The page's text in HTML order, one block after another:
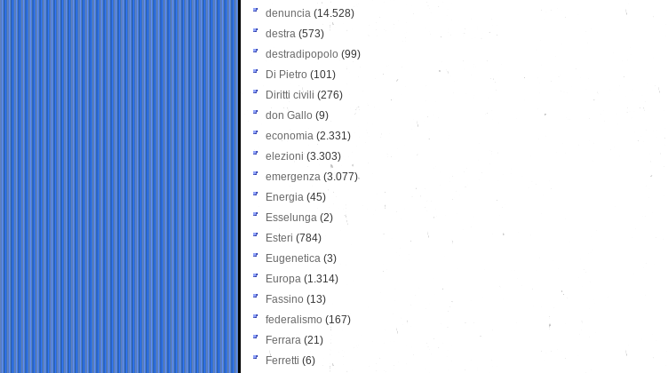
denuncia (14.528)
destra (573)
destradipopolo (99)
Di Pietro (101)
Diritti civili (276)
don Gallo (9)
economia (2.331)
elezioni (3.303)
emergenza (3.077)
Energia (45)
Esselunga (2)
Esteri (784)
Eugenetica (3)
Europa (1.314)
Fassino (13)
federalismo (167)
Ferrara (21)
Ferretti (6)